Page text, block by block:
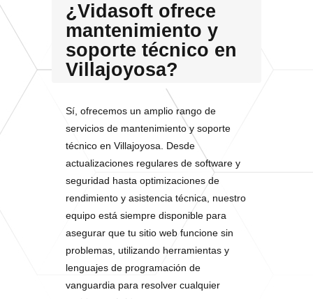
¿Vidasoft ofrece
mantenimiento y
soporte técnico en
Villajoyosa?
Sí, ofrecemos un amplio rango de
servicios de mantenimiento y soporte
técnico en Villajoyosa. Desde
actualizaciones regulares de software y
seguridad hasta optimizaciones de
rendimiento y asistencia técnica, nuestro
equipo está siempre disponible para
asegurar que tu sitio web funcione sin
problemas, utilizando herramientas y
lenguajes de programación de
vanguardia para resolver cualquier